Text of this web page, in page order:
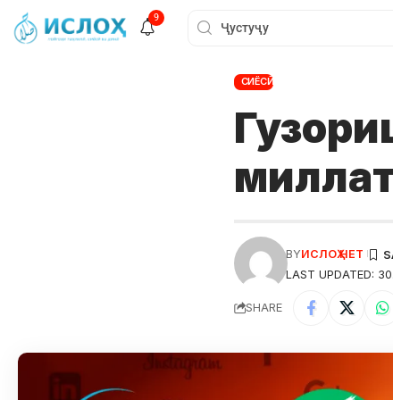
9
СИЁСӢ
LAST UPDATED:
BYИСЛОҲ НЕТ
SHARE